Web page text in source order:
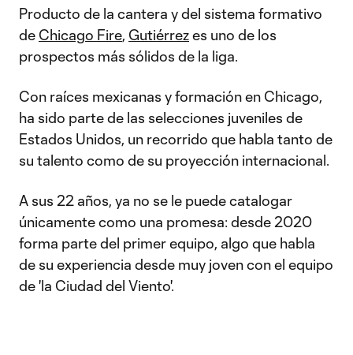
Producto de la cantera y del sistema formativo
de Chicago Fire, Gutiérrezes uno de los
prospectos más sólidos de la liga.
Con raíces mexicanas y formación en Chicago,
ha sido parte de las selecciones juveniles de
Estados Unidos, un recorrido que habla tanto de
su talento como de su proyección internacional.
A sus 22 años, ya no se le puede catalogar
únicamente como una promesa: desde 2020
forma parte del primer equipo, algo que habla
de su experiencia desde muy joven con el equipo
de 'la Ciudad del Viento'.